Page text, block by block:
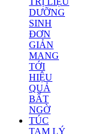
DƯỠNG
SINH
ĐƠN
GIẢN
MANG
TỚI
HIỆU
QUẢ
BẤT
NGỜ
TÚC
TAM LÝ